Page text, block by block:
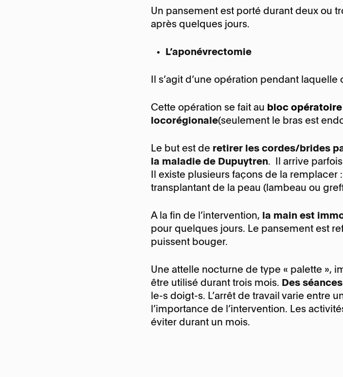
Un pansement est porté durant deux ou
après quelques jours.
L’aponévrectomie
Il s’agit d’une opération pendant laquelle
Cette opération se fait au bloc opératoire
locorégionale(seulement le bras est
Le but est de retirer les cordes/brides
la maladie de Dupuytren. Il arrive
Il existe plusieurs façons de la remplacer
transplantant de la peau (lambeau ou
A la fin de l’intervention, la main est
pour quelques jours. Le pansement est
puissent bouger.
Une attelle nocturne de type « palette »,
être utilisé durant trois mois. Des
le-s doigt-s. L’arrêt de travail varie entre
l’importance de l’intervention. Les
éviter durant un mois.